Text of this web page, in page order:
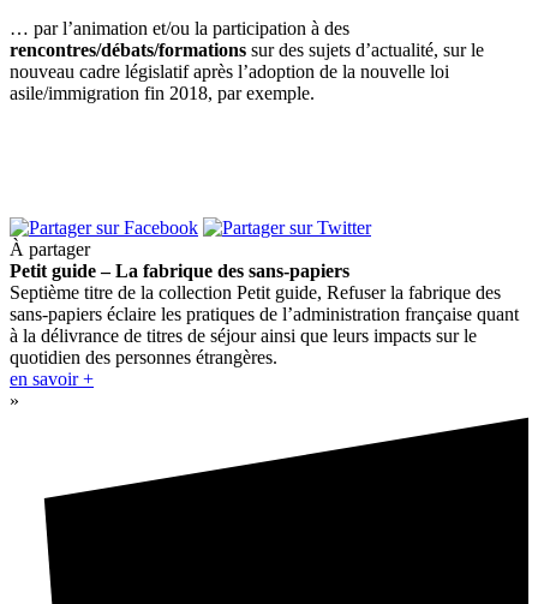
… par l’animation et/ou la participation à des
rencontres/débats/formations sur des sujets d’actualité, sur le
nouveau cadre législatif après l’adoption de la nouvelle loi
asile/immigration fin 2018, par exemple.
À partager
Petit guide – La fabrique des sans-papiers
Septième titre de la collection Petit guide, Refuser la fabrique des
sans-papiers éclaire les pratiques de l’administration française quant
à la délivrance de titres de séjour ainsi que leurs impacts sur le
quotidien des personnes étrangères.
en savoir +
»